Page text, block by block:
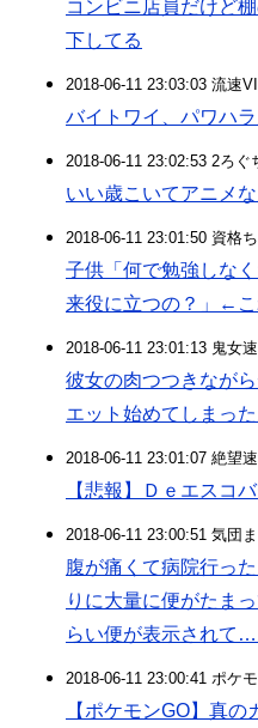
コンビニ店員だけど
下してる
2018-06-11 23:03:03 流速
バイトワイ、パワハ
2018-06-11 23:02:53 2ろ
いい歳こいてアニメ
2018-06-11 23:01:50 資格
子供「何で勉強しな
来役に立つの？」←
2018-06-11 23:01:13 鬼女速
彼女の肉つつきなが
エット始めてしまっ
2018-06-11 23:01:07 絶望
【悲報】Ｄｅエスコ
2018-06-11 23:00:51 気団
腹が痛くて病院行っ
りに大量に便がたま
らい便が表示されて…
2018-06-11 23:00:41 ポケ
【ポケモンGO】真